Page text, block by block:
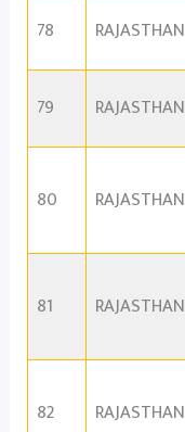
78 RAJASTHAN
79 RAJASTHAN
80 RAJASTHAN
81 RAJASTHAN
82 RAJASTHAN